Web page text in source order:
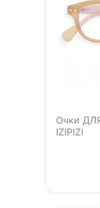
Очки
IZIPIZI